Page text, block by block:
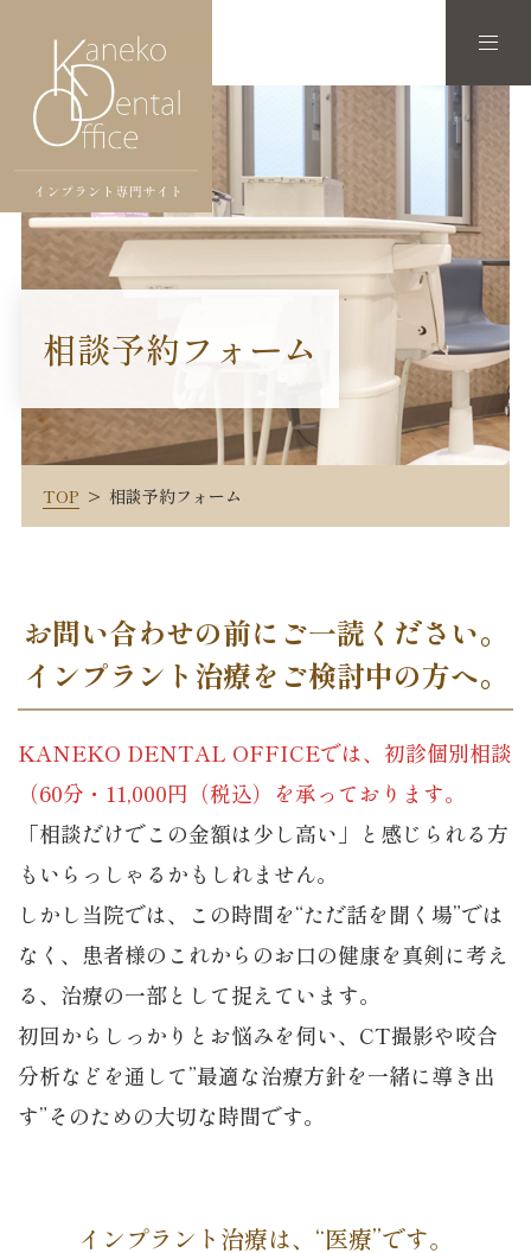
相談予約フォーム
TOP 相談予約フォーム
お問い合わせの前にご一読ください。
インプラント治療をご検討中の方へ。
KANEKO DENTAL OFFICEでは、初診個別相談
（60分・11,000円（税込）を承っております。
「相談だけでこの金額は少し高い」と感じられる方
もいらっしゃるかもしれません。
しかし当院では、この時間を“ただ話を聞く場”では
なく、患者様のこれからのお口の健康を真剣に考え
る、治療の一部として捉えています。
初回からしっかりとお悩みを伺い、CT撮影や咬合
分析などを通して”最適な治療方針を一緒に導き出
す”そのための大切な時間です。
インプラント治療は、“医療”です。